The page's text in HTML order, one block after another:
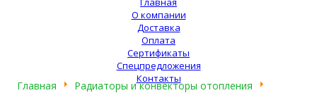
О компании
Доставка
Оплата
Сертификаты
Спецпредложения
Контакты
Главная
Радиаторы и конвекторы отопления